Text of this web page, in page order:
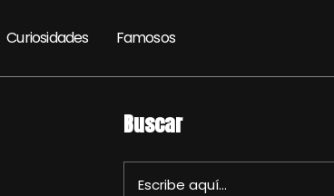
Curiosidades Famosos
Buscar